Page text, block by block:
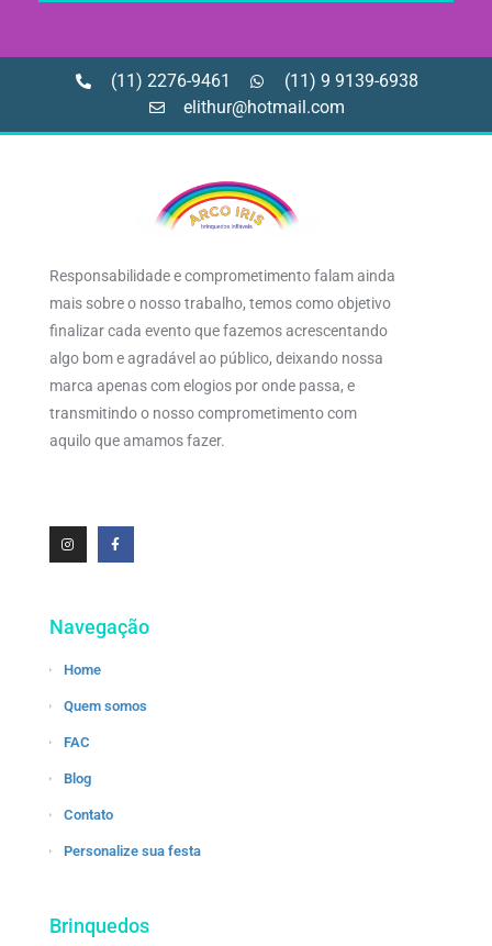
(11) 2276-9461
(11) 9 9139-6938
elithur@hotmail.com
Responsabilidade e comprometimento falam ainda
mais sobre o nosso trabalho, temos como objetivo
finalizar cada evento que fazemos acrescentando
algo bom e agradável ao público, deixando nossa
marca apenas com elogios por onde passa, e
transmitindo o nosso comprometimento com
aquilo que amamos fazer.
Navegação
Home
Quem somos
FAC
Blog
Contato
Personalize sua festa
Brinquedos